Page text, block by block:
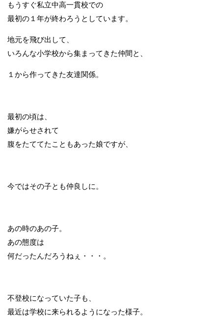
もうすぐ私立中高一貫校での
最初の１年が終わろうとしています。
地元を飛び出して、
いろんな小学校から集まってきた仲間と、
１から作ってきた友達関係。
最初の頃は、
嫌がらせされて
腹をたててたこともあった娘ですが、
今ではその子とも仲良しに。
あの時のあの子。
あの態度は
何だったんだろうねぇ・・・。
不登校になっていた子も、
最近は学校に来られるようになった様子。